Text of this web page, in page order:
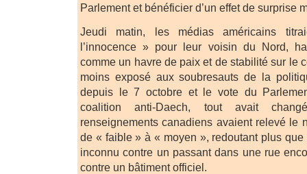
Parlement et bénéficier d’un effet de surprise
Jeudi matin, les médias américains
l’innocence » pour leur voisin du Nord,
comme un havre de paix et de stabilité sur le
moins exposé aux soubresauts de la
depuis le 7 octobre et le vote du
coalition anti-Daech, tout avait
renseignements canadiens avaient relevé le
de « faible » à « moyen », redoutant plus que
inconnu contre un passant dans une rue
contre un bâtiment officiel.